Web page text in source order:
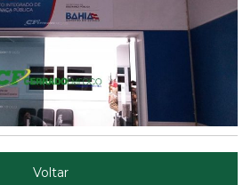
Voltar